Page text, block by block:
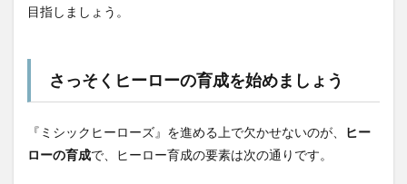
目指しましょう。
さっそくヒーローの育成を始めましょう
『ミシックヒーローズ』を進める上で欠かせないのが、
ヒー
ローの育成で、ヒーロー育成の要素は次の通りです。